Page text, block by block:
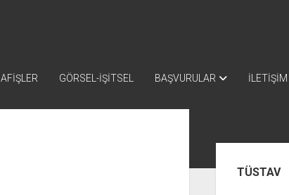
AFİŞLER GÖRSEL-İŞİTSEL BAŞVURULAR İLETİŞİM
MenüTÜSTAV